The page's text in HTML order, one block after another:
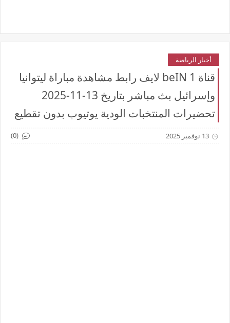
أخبار الرياضة
قناة beIN 1 لايف رابط مشاهدة مباراة ليتوانيا
وإسرائيل بث مباشر بتاريخ 13-11-2025
تحضيرات المنتخبات الودية يوتيوب بدون تقطيع
13 نوفمبر 2025 (0)